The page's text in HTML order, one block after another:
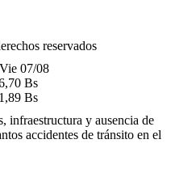
reservados
Vie 07/08
Bs
Bs
infraestructura y ausencia de
accidentes de tránsito en el